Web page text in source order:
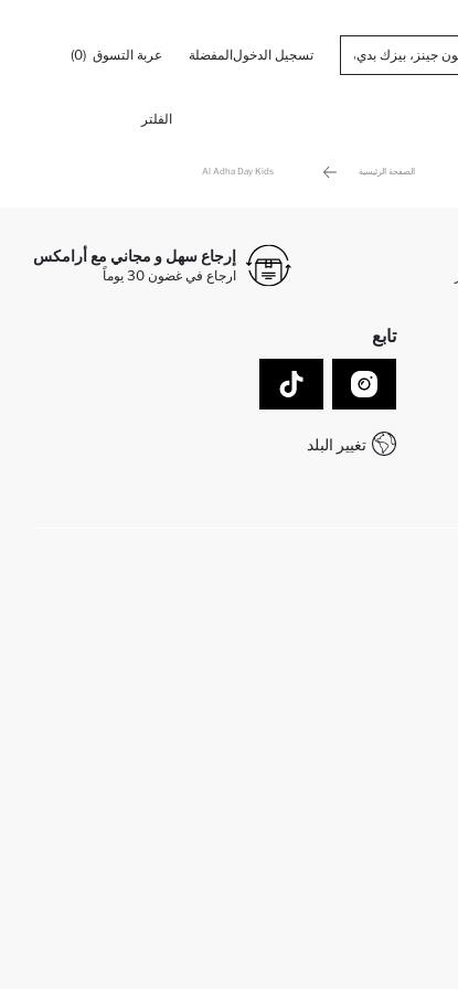
تسجيل الدخولالمفضلة عربة التسوق (0)
الفلتر
الصفحة الرئيسية Al Adha Day Kids
إرجاع سهل و مجاني مع أرامكس
ارجاع في غضون 30 يوماً
تابع
تغيير البلد